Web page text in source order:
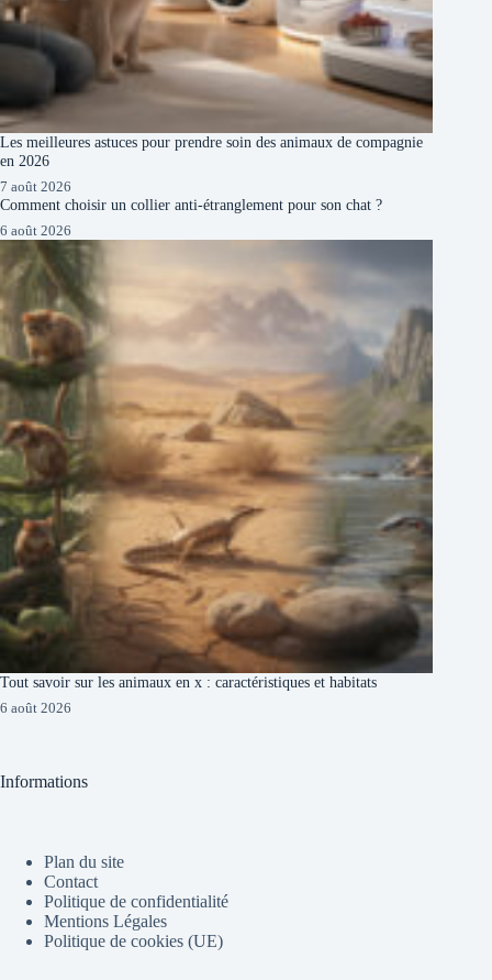
Les meilleures astuces pour prendre soin des animaux de compagnie
en 2026
7 août 2026
Comment choisir un collier anti-étranglement pour son chat ?
6 août 2026
Tout savoir sur les animaux en x : caractéristiques et habitats
6 août 2026
Informations
Plan du site
Contact
Politique de confidentialité
Mentions Légales
Politique de cookies (UE)